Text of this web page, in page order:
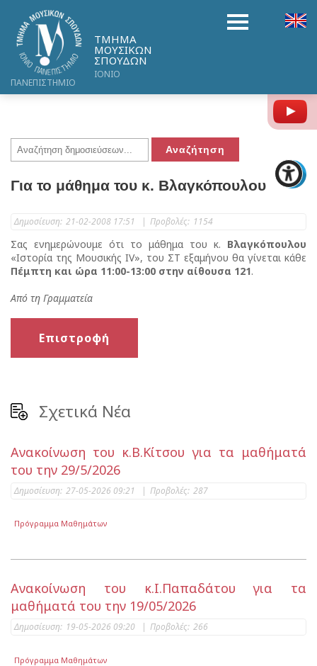
ΤΜΗΜΑ
ΜΟΥΣΙΚΩΝ
ΣΠΟΥΔΩΝ
ΙΟΝΙΟ
ΠΑΝΕΠΙΣΤΗΜΙΟ
Για το μάθημα του κ. Βλαγκόπουλου
Δημοσίευση: 21-02-2008 17:51 | Προβολές: 1154
Σας ενημερώνουμε ότι το μάθημα του κ. Βλαγκόπουλου
«Ιστορία της Μουσικής IV», του ΣΤ εξαμήνου θα γίνεται κάθε
Πέμπτη και ώρα 11:00-13:00 στην αίθουσα 121.
Από τη Γραμματεία
Επιστροφή
Σχετικά Νέα
Ανακοίνωση του κ.Β.Κίτσου για τα μαθήματά
του την 29/5/2026
Δημοσίευση: 27-05-2026 09:21 | Προβολές: 287
Πρόγραμμα Μαθημάτων
Ανακοίνωση του κ.Ι.Παπαδάτου για τα
μαθήματά του την 19/05/2026
Δημοσίευση: 19-05-2026 09:20 | Προβολές: 266
Πρόγραμμα Μαθημάτων